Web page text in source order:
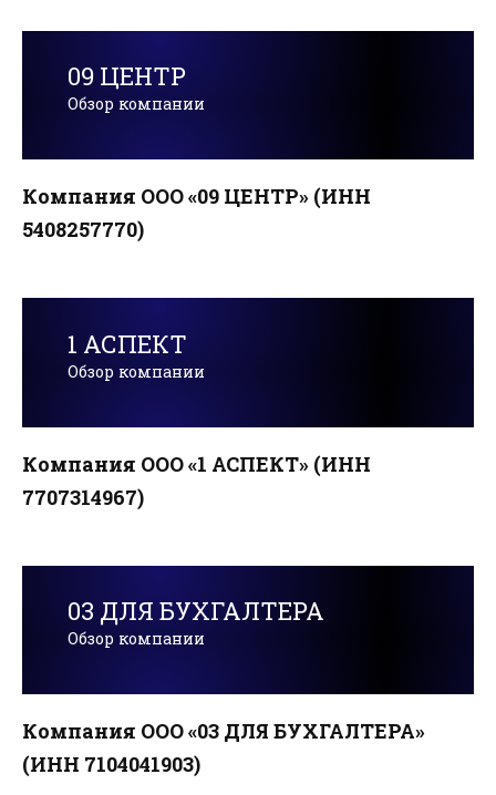
09 ЦЕНТР
Обзор компании
Компания ООО «09 ЦЕНТР» (ИНН
5408257770)
1 АСПЕКТ
Обзор компании
Компания ООО «1 АСПЕКТ» (ИНН
7707314967)
03 ДЛЯ БУХГАЛТЕРА
Обзор компании
Компания ООО «03 ДЛЯ БУХГАЛТЕРА»
(ИНН 7104041903)